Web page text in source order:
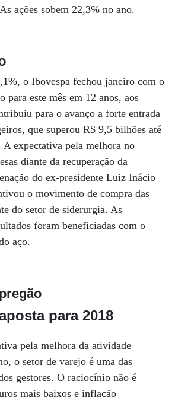
ações sobem 22,3% no ano.
o Ibovespa fechou janeiro com o
para este mês em 12 anos, aos
para o avanço a forte entrada
que superou R$ 9,5 bilhões até
A expectativa pela melhora no
diante da recuperação da
do ex-presidente Luiz Inácio
o movimento de compra das
do setor de siderurgia. As
foram beneficiadas com o
aço.
para 2018
pela melhora da atividade
o setor de varejo é uma das
gestores. O raciocínio não é
mais baixos e inflação